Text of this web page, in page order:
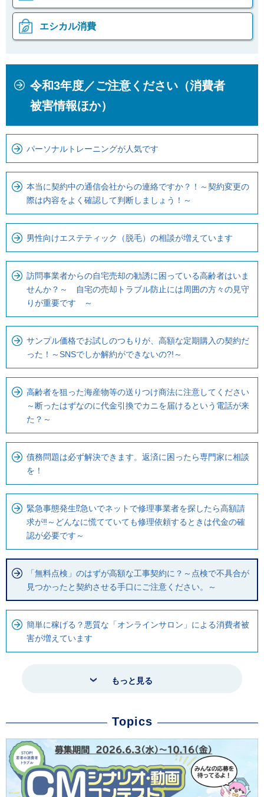
エシカル消費
ま
で
で
す
ロ
ー
カ
ル
で
す
令和3年度／ご注意ください（消費者
被害情報ほか）
パーソナルトレーニングが人気です
本当に契約中の通信会社からの連絡ですか？！～契約変更の
際は内容をよく確認して判断しましょう！～
男性向けエステティック（脱毛）の相談が増えています
訪問事業者からの自宅売却の勧誘に困っている高齢者はいま
せんか？～ 自宅の売却トラブル防止には周囲の方々の見守
りが重要です ～
サンプル価格でお試しのつもりが、高額な定期購入の契約だ
った！～SNSでしか解約ができないの?!～
高齢者を狙った海産物等の送りつけ商法に注意してください
～断ったはずなのに代金引換でカニを届けるという電話が来
た？～
債務問題は必ず解決できます。返済に困ったら専門家に相談
を！
緊急事態発生⁉急いでネットで修理事業者を探したら高額請
求が‼～どんなに慌てていても修理依頼するときは代金の確
認が必要です～
「無料点検」のはずが高額な工事契約に？～点検で不具合が
見つかったと契約させる手口にご注意ください。～
簡単に稼げる？悪質な「オンラインサロン」による消費者被
害が増えています
もっと見る
Topics